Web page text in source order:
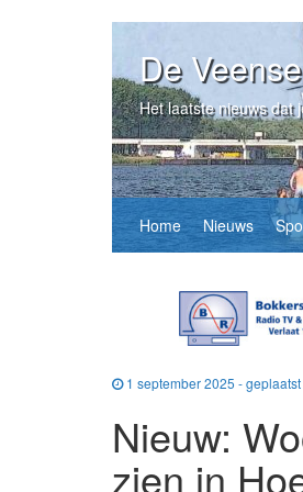
De
Het laatste nieuws dat
Home Nieuws
1 september 2025 - geplaatst
Nieuw:
zien in